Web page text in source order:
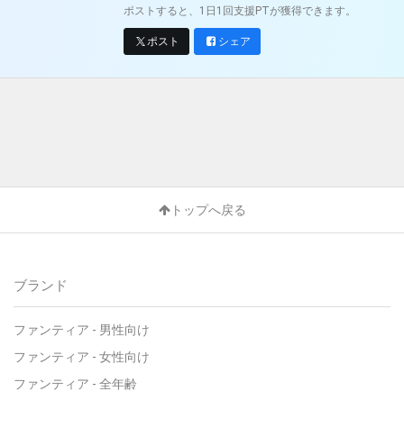
ポストすると、1日1回支援PTが獲得できます。
ポスト シェア
トップへ戻る
ブランド
ファンティア - 男性向け
ファンティア - 女性向け
ファンティア - 全年齢